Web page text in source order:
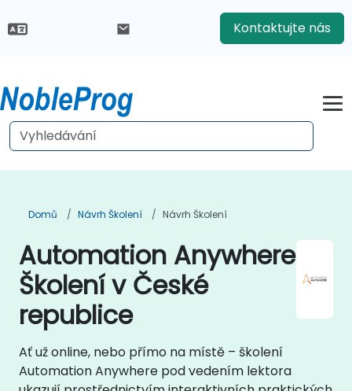
Kontaktujte nás
Domů Návrh Školení Návrh Školení
Automation Anywhere
Školení v České
republice
Ať už online, nebo přímo na místě – školení
Automation Anywhere pod vedením lektora